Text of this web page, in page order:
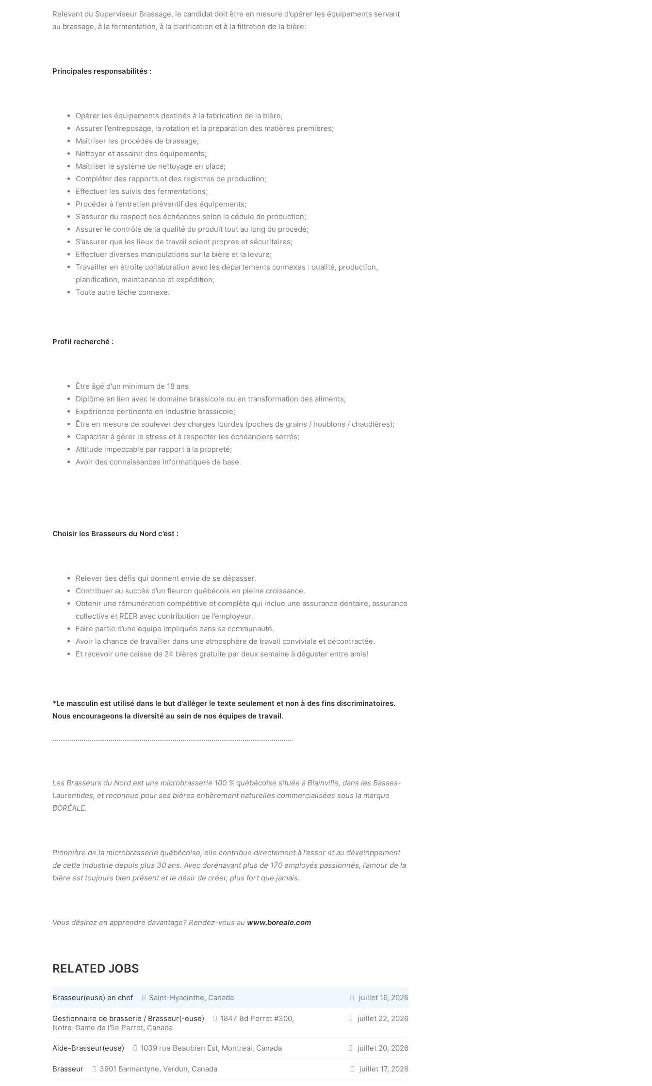
Relevant du Superviseur Brassage, le candidat doit être en mesure d’opérer les équipements servant
au brassage, à la fermentation, à la clarification et à la filtration de la bière:
Principales responsabilités :
Opérer les équipements destinés à la fabrication de la bière;
Assurer l’entreposage, la rotation et la préparation des matières premières;
Maîtriser les procédés de brassage;
Nettoyer et assainir des équipements;
Maîtriser le système de nettoyage en place;
Compléter des rapports et des registres de production;
Effectuer les suivis des fermentations;
Procéder à l’entretien préventif des équipements;
S’assurer du respect des échéances selon la cédule de production;
Assurer le contrôle de la qualité du produit tout au long du procédé;
S’assurer que les lieux de travail soient propres et sécuritaires;
Effectuer diverses manipulations sur la bière et la levure;
Travailler en étroite collaboration avec les départements connexes : qualité, production,
planification, maintenance et expédition;
Toute autre tâche connexe.
Profil recherché :
Être âgé d'un minimum de 18 ans
Diplôme en lien avec le domaine brassicole ou en transformation des aliments;
Expérience pertinente en industrie brassicole;
Être en mesure de soulever des charges lourdes (poches de grains / houblons / chaudières);
Capaciter à gérer le stress et à respecter les échéanciers serrés;
Attitude impeccable par rapport à la propreté;
Avoir des connaissances informatiques de base.
Choisir les Brasseurs du Nord c’est :
Relever des défis qui donnent envie de se dépasser.
Contribuer au succès d’un fleuron québécois en pleine croissance.
Obtenir une rémunération compétitive et complète qui inclue une assurance dentaire, assurance
collective et REER avec contribution de l’employeur.
Faire partie d’une équipe impliquée dans sa communauté.
Avoir la chance de travailler dans une atmosphère de travail conviviale et décontractée.
Et recevoir une caisse de 24 bières gratuite par deux semaine à déguster entre amis!
*Le masculin est utilisé dans le but d'alléger le texte seulement et non à des fins discriminatoires.
Nous encourageons la diversité au sein de nos équipes de travail.
............................................................................................................................
Les Brasseurs du Nord est une microbrasserie 100 % québécoise située à Blainville, dans les Basses-
Laurentides, et reconnue pour ses bières entièrement naturelles commercialisées sous la marque
BORÉALE.
Pionnière de la microbrasserie québécoise, elle contribue directement à l’essor et au développement
de cette industrie depuis plus 30 ans. Avec dorénavant plus de 170 employés passionnés, l’amour de la
bière est toujours bien présent et le désir de créer, plus fort que jamais.
Vous désirez en apprendre davantage? Rendez-vous au www.boreale.com
RELATED JOBS
Brasseur(euse) en chef Saint-Hyacinthe, Canada juillet 16, 2026
Gestionnaire de brasserie / Brasseur(-euse)
1847 Bd Perrot #300,
Notre-Dame de l'île Perrot, Canada
juillet 22, 2026
Aide-Brasseur(euse) 1039 rue Beaubien Est, Montreal, Canada juillet 20, 2026
Brasseur 3901 Bannantyne, Verdun, Canada juillet 17, 2026